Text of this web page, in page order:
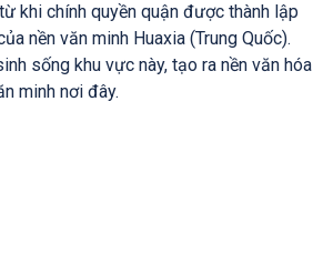
khi chính quyền quận được thành lập
nền văn minh Huaxia (Trung Quốc).
sống khu vực này, tạo ra nền văn hóa
minh nơi đây.